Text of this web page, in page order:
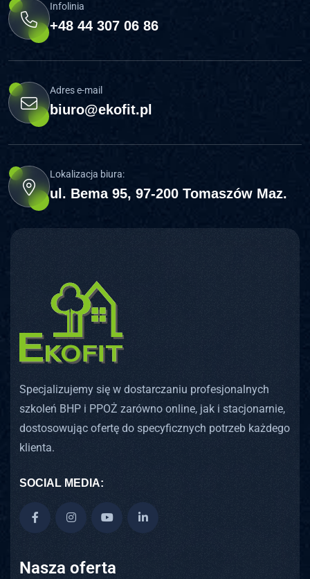
Infolinia
+48 44 307 06 86
Adres e-mail
biuro@ekofit.pl
Lokalizacja biura:
ul. Bema 95, 97-200 Tomaszów Maz.
Specjalizujemy się w dostarczaniu profesjonalnych
szkoleń BHP i PPOŻ zarówno online, jak i stacjonarnie,
dostosowując ofertę do specyficznych potrzeb każdego
klienta.
SOCIAL MEDIA:
Nasza oferta